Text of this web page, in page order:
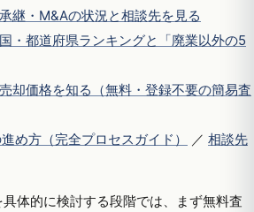
継・M&Aの状況と相談先を見る
・都道府県ランキングと「廃業以外の5
却価格を知る（無料・登録不要の簡易査
め方（完全プロセスガイド）
／ 相談先
体的に検討する段階では、まず無料査